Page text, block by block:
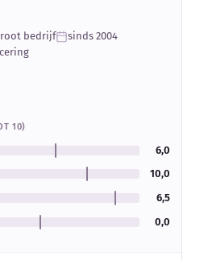
bedrijf
sinds 2004
10)
6,0
10,0
6,5
0,0